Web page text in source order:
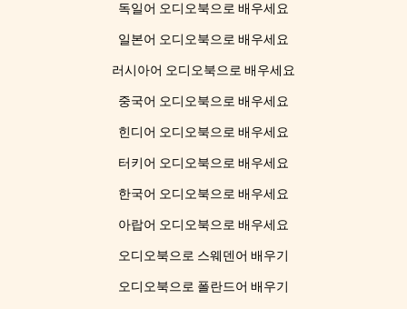
독일어 오디오북으로 배우세요
일본어 오디오북으로 배우세요
러시아어 오디오북으로 배우세요
중국어 오디오북으로 배우세요
힌디어 오디오북으로 배우세요
터키어 오디오북으로 배우세요
한국어 오디오북으로 배우세요
아랍어 오디오북으로 배우세요
오디오북으로 스웨덴어 배우기
오디오북으로 폴란드어 배우기